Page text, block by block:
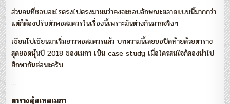
ส่วนคนที่ชอบอะไรตรงไปตรงมาผมว่าคงจะชอบลักษณะตลาดแบบนี้มากกว่า
แต่ก็ต้องปรับตัวพอสมควรในเรื่องนี้เพราะมันต่างกันมากจริงๆ
เขียนไปเขียนมาเริ่มยาวพอสมควรแล้ว บทความนี้เลยขอปิดท้ายด้วยตาราง
สุดยอดหุ้นปี 2018 ของเมกา เป็น case study เผื่อใครสนใจก็ลองนำไป
ศึกษากันต่อนะครับ
…
ตารางหุ้นเทพเมกา